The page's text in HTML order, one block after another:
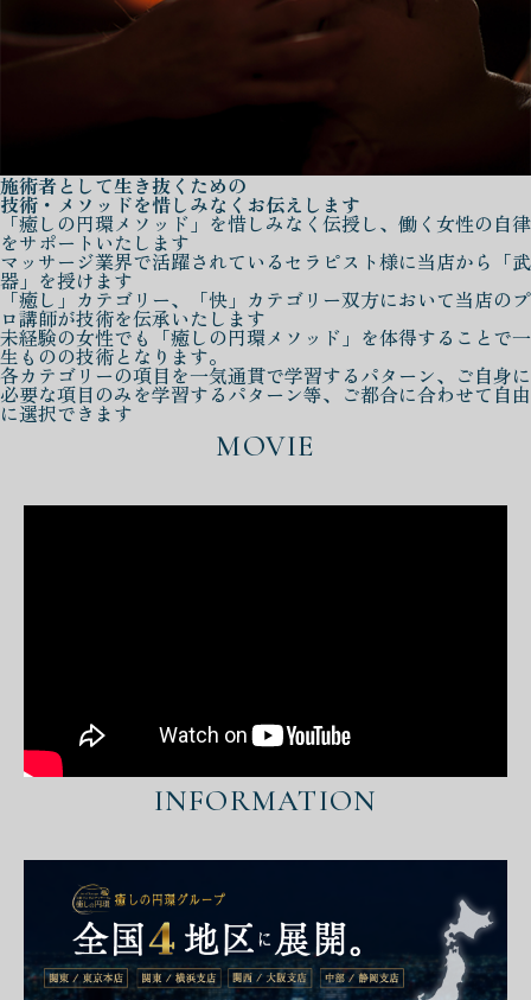
施術者として生き抜くための
技術・メソッドを惜しみなくお伝えします
「癒しの円環メソッド」を惜しみなく伝授し、働く女性の自律
をサポートいたします
マッサージ業界で活躍されているセラピスト様に当店から「武
器」を授けます
「癒し」カテゴリー、「快」カテゴリー双方において当店のプ
ロ講師が技術を伝承いたします
未経験の女性でも「癒しの円環メソッド」を体得することで一
生ものの技術となります。
各カテゴリーの項目を一気通貫で学習するパターン、ご自身に
必要な項目のみを学習するパターン等、ご都合に合わせて自由
に選択できます
MOVIE
INFORMATION